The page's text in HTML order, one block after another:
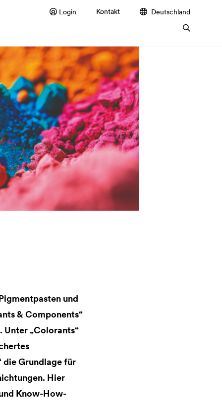
Login Kontakt Deutschland
und
& Components“
Unter „Colorants“
die Grundlage für
Hier
Know-How-